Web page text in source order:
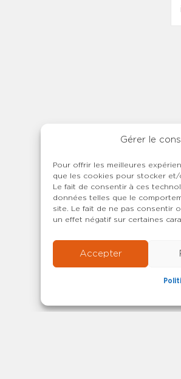
Gérer le
Pour offrir les meilleures
que les cookies pour stocker et/
Le fait de consentir à ces
données telles que le
site. Le fait de ne pas consentir
un effet négatif sur certaines
Accepter